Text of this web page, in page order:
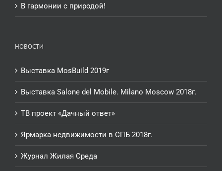
В гармонии с природой!
НОВОСТИ
Выставка MosBuild 2019г
Выставка Salone del Mobile. Milano Moscow 2018г.
ТВ проект «Дачный ответ»
Ярмарка недвижимости в СПБ 2018г.
Журнал Жилая Среда